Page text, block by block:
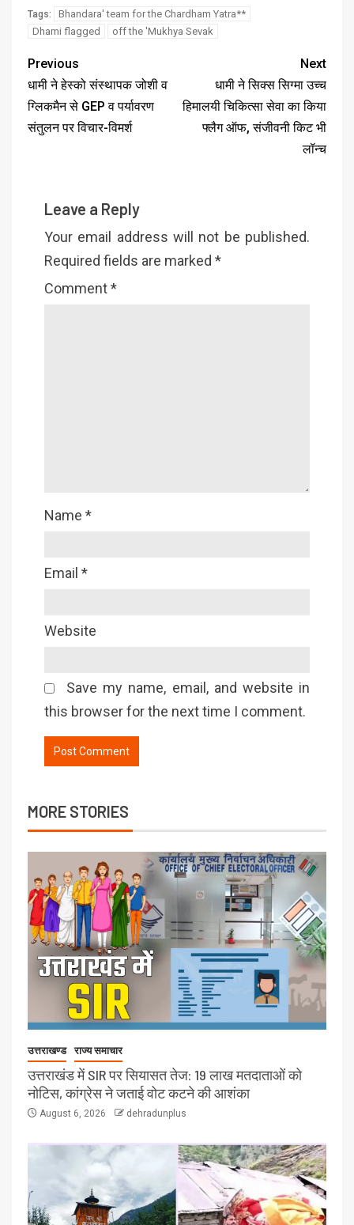
Tags:
Bhandara' team for the Chardham Yatra**
Dhami flagged
off the 'Mukhya Sevak
Previous
धामी ने हेस्को संस्थापक जोशी व
ग्लिकमैन से GEP व पर्यावरण
संतुलन पर विचार-विमर्श
Next
धामी ने सिक्स सिग्मा उच्च
हिमालयी चिकित्सा सेवा का किया
फ्लैग ऑफ, संजीवनी किट भी
लॉन्च
Leave a Reply
Your email address will not be published.
Required fields are marked *
Comment*
Name *
Email *
Website
Save my name, email, and website in
this browser for the next time I comment.
MORE STORIES
उत्तराखण्ड राज्य समाचार
उत्तराखंड में SIR पर सियासत तेज: 19 लाख मतदाताओं को
नोटिस, कांग्रेस ने जताई वोट कटने की आशंका
August 6, 2026 dehradunplus